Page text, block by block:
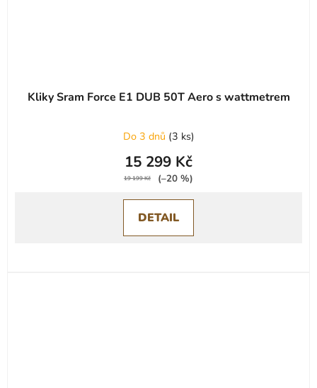
Kliky Sram Force E1 DUB 50T Aero s wattmetrem
Do 3 dnů (3 ks)
15 299 Kč
19 199 Kč (–20 %)
DETAIL